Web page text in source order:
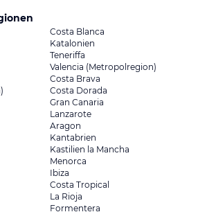
Costa Blanca
Katalonien
Teneriffa
Valencia (Metropolregion)
Costa Brava
Costa Dorada
Gran Canaria
Lanzarote
Aragon
Kantabrien
Kastilien la Mancha
Menorca
Ibiza
Costa Tropical
La Rioja
Formentera